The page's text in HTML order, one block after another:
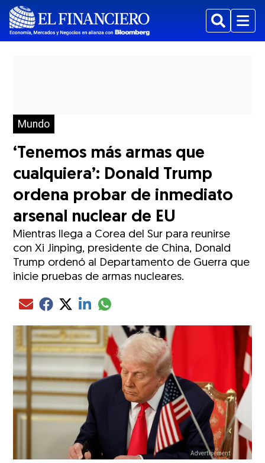
BuscarMenu
Mundo
‘Tenemos más armas que
cualquiera’: Donald Trump
ordena probar de inmediato
arsenal nuclear de EU
Mientras llega a Corea del Sur para reunirse
con Xi Jinping, presidente de China, Donald
Trump ordenó al Departamento de Guerra que
inicie pruebas de armas nucleares.
Compartir el artículo actual mediante Email
Compartir el artículo actual mediante Facebook
Compartir el artículo actual mediante Twitter
Compartir el artículo actual mediante LinkedIn
Compartir el artículo actual mediante